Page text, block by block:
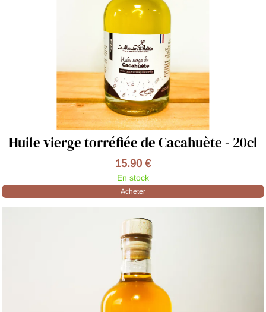
Huile vierge torréfiée de Cacahuète - 20cl
15.90 €
En stock
Acheter